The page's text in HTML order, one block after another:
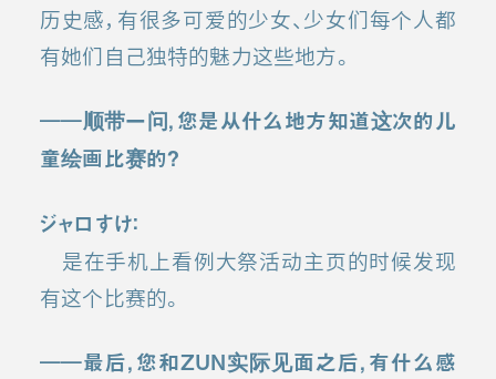
历史感，有很多可爱的少女、少女们每个人都
有她们自己独特的魅力这些地方。
――顺带一问，您是从什么地方知道这次的儿
童绘画比赛的？
ジャロすけ：
是在手机上看例大祭活动主页的时候发现
有这个比赛的。
――最后，您和ZUN实际见面之后，有什么感